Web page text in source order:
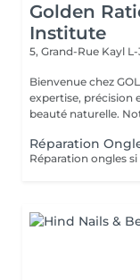
Golden
Institute
5, Grand-Rue Kayl
Bienvenue chez GOLDEN RATIO
expertise, précision
beauté
Réparation
Réparation ongles